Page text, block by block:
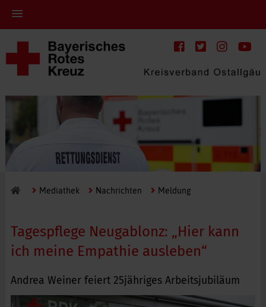
Mediathek Nachrichten Meldung
Tagespflege Neugablonz: „Hier kann
ich meine Empathie ausleben“
Andrea Weiner feiert 25jähriges Arbeitsjubiläum